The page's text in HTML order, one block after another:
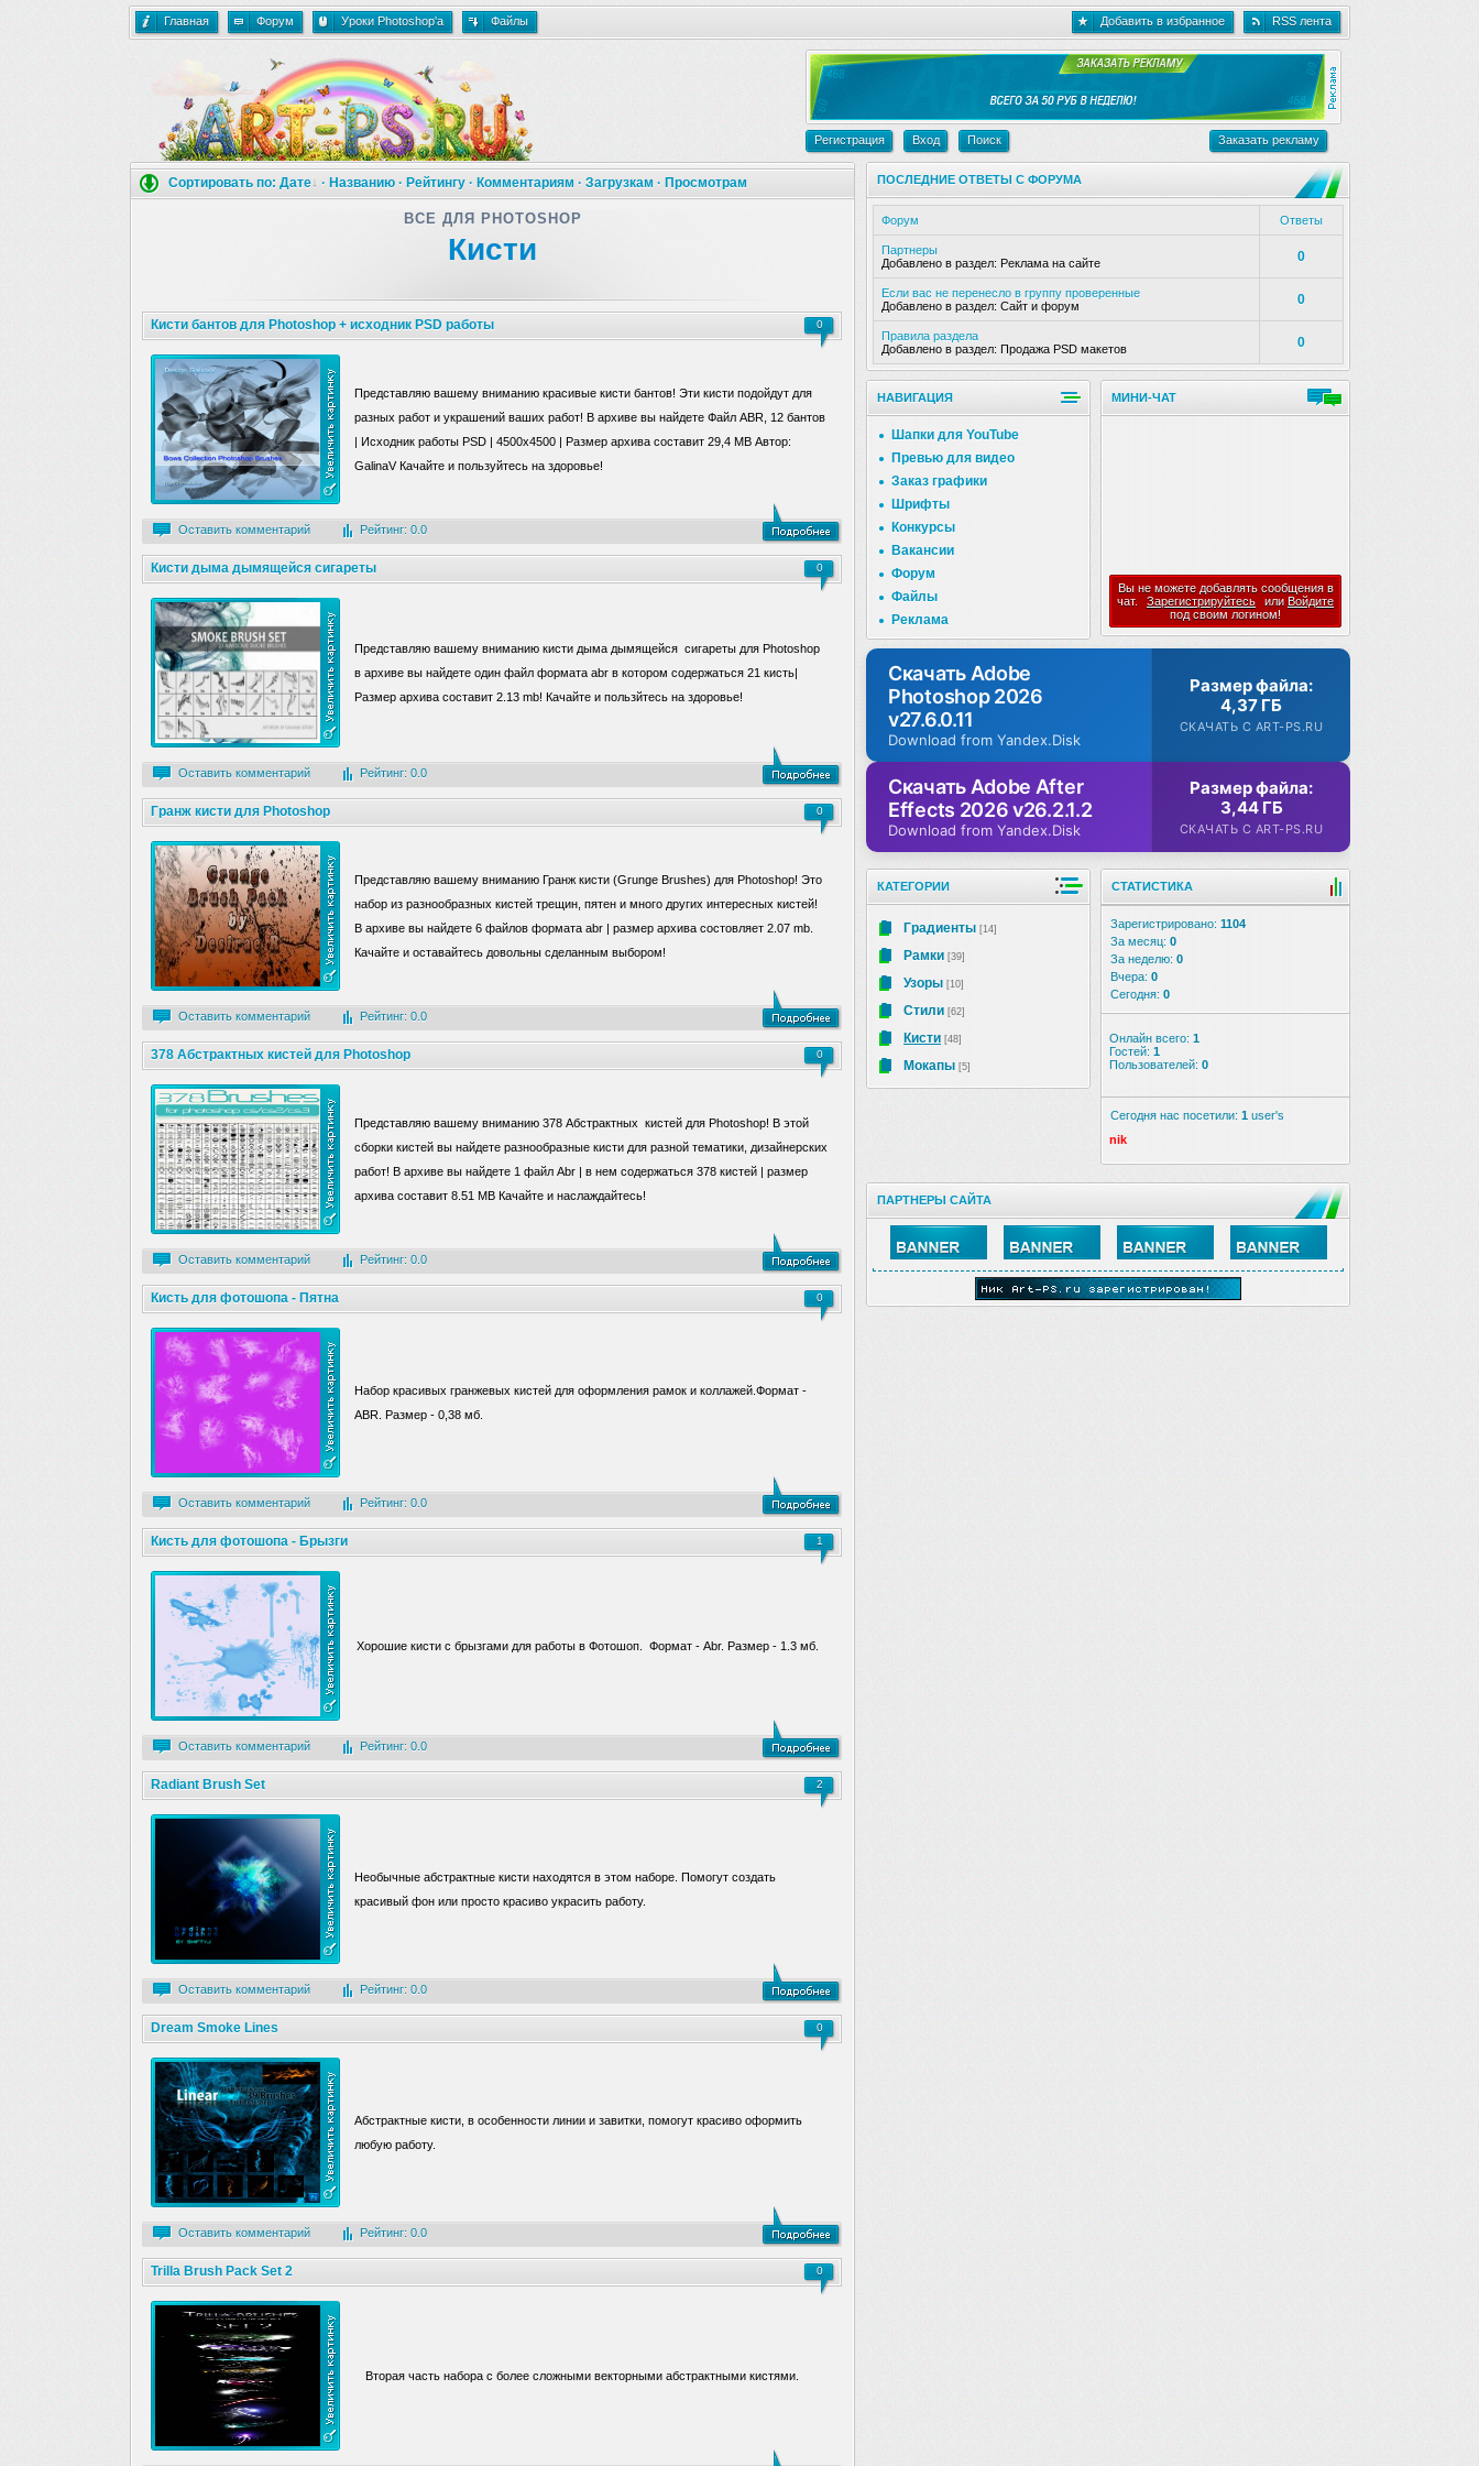
Главная Форум Уроки Photoshop'a Файлы Добавить в избранное RSS лента
Регистрация Вход Поиск Заказать рекламу
Сортировать по: Дате · Названию · Рейтингу · Комментариям · Загрузкам · Просмотрам
ВСЕ ДЛЯ PHOTOSHOP
Кисти
Кисти бантов для Photoshop + исходник PSD работы 0
Представляю вашему вниманию красивые кисти бантов! Эти кисти подойдут для
разных работ и украшений ваших работ! В архиве вы найдете Файл ABR, 12 бантов
| Исходник работы PSD | 4500x4500 | Размер архива составит 29,4 MB Автор:
GalinaV Качайте и пользуйтесь на здоровье!
Оставить комментарий Рейтинг: 0.0
Кисти дыма дымящейся сигареты 0
Представляю вашему вниманию кисти дыма дымящейся сигареты для Photoshop
в архиве вы найдете один файл формата abr в котором содержаться 21 кисть|
Размер архива составит 2.13 mb! Качайте и пользйтесь на здоровье!
Оставить комментарий Рейтинг: 0.0
Гранж кисти для Photoshop 0
Представляю вашему вниманию Гранж кисти (Grunge Brushes) для Photoshop! Это
набор из разнообразных кистей трещин, пятен и много других интересных кистей!
В архиве вы найдете 6 файлов формата abr | размер архива состовляет 2.07 mb.
Качайте и оставайтесь довольны сделанным выбором!
Оставить комментарий Рейтинг: 0.0
378 Абстрактных кистей для Photoshop 0
Представляю вашему вниманию 378 Абстрактных кистей для Photoshop! В этой
сборки кистей вы найдете разнообразные кисти для разной тематики, дизайнерских
работ! В архиве вы найдете 1 файл Abr | в нем содержаться 378 кистей | размер
архива составит 8.51 MB Качайте и наслаждайтесь!
Оставить комментарий Рейтинг: 0.0
Кисть для фотошопа - Пятна 0
Набор красивых гранжевых кистей для оформления рамок и коллажей.Формат -
ABR. Размер - 0,38 мб.
Оставить комментарий Рейтинг: 0.0
Кисть для фотошопа - Брызги 1
Хорошие кисти с брызгами для работы в Фотошоп. Формат - Abr. Размер - 1.3 мб.
Оставить комментарий Рейтинг: 0.0
Radiant Brush Set 2
Необычные абстрактные кисти находятся в этом наборе. Помогут создать
красивый фон или просто красиво украсить работу.
Оставить комментарий Рейтинг: 0.0
Dream Smoke Lines 0
Абстрактные кисти, в особенности линии и завитки, помогут красиво оформить
любую работу.
Оставить комментарий Рейтинг: 0.0
Trilla Brush Pack Set 2 0
Вторая часть набора с более сложными векторными абстрактными кистями.
ПОСЛЕДНИЕ ОТВЕТЫ С ФОРУМА
Форум Ответы
Партнеры
Добавлено в раздел: Реклама на сайте 0
Если вас не перенесло в группу проверенные
Добавлено в раздел: Сайт и форум 0
Правила раздела
Добавлено в раздел: Продажа PSD макетов 0
НАВИГАЦИЯ
Шапки для YouTube
Превью для видео
Заказ графики
Шрифты
Конкурсы
Вакансии
Форум
Файлы
Реклама
МИНИ-ЧАТ
Вы не можете добавлять сообщения в
чат.
Зарегистрируйтесь или Войдите
под своим логином!
Скачать Adobe
Photoshop 2026
v27.6.0.11
Download from Yandex.Disk
Размер файла:
4,37 ГБ
СКАЧАТЬ С ART-PS.RU
Скачать Adobe After
Effects 2026 v26.2.1.2
Download from Yandex.Disk
Размер файла:
3,44 ГБ
СКАЧАТЬ С ART-PS.RU
КАТЕГОРИИ
Градиенты [14]
Рамки [39]
Узоры [10]
Стили [62]
Кисти [48]
Мокапы [5]
СТАТИСТИКА
Зарегистрировано: 1104
За месяц: 0
За неделю: 0
Вчера: 0
Сегодня: 0
Онлайн всего: 1
Гостей: 1
Пользователей: 0
Сегодня нас посетили: 1 user's
nik
ПАРТНЕРЫ САЙТА